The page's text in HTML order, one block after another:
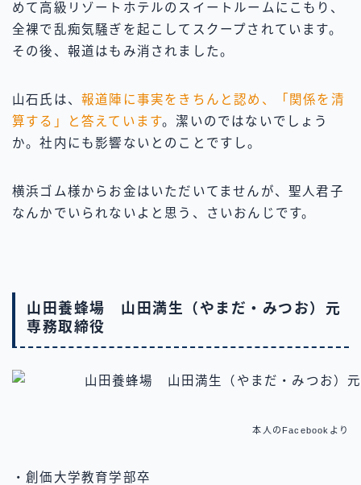
めて高級リゾートホテルのスイートルームにこもり、
全裸で乱痴気騒ぎを起こしてスクープされています。
その後、報道はもみ消されました。
山石氏は、 報道陣に事実をきちんと認め、「関係を清
算する」と答えています。潔いのではないでしょう
か。社内にも影響ないとのことですし。
横浜ゴム様からお金はいただいてませんが、聖人君子
なんかでいられないよと思う、さいおんじです。
山田養蜂場 山田満生（やまだ・みつお）元
専務取締役
本人のFacebookより
・創価大学教育学部卒